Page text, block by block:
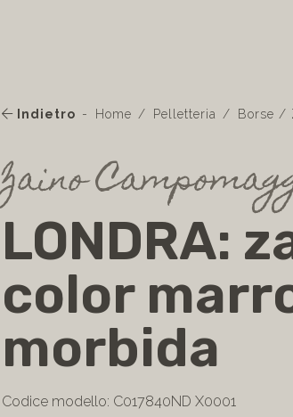
Indietro Home Pelletteria Borse /
Zaino
LONDRA:
color
morbida
Codice modello: C017840ND X0001